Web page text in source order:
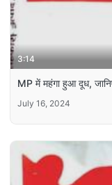
3:14
MP में महंगा हुआ दूध,
July 16, 2024